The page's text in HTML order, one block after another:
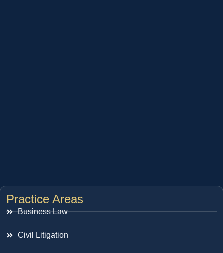
Practice Areas
Business Law
Civil Litigation